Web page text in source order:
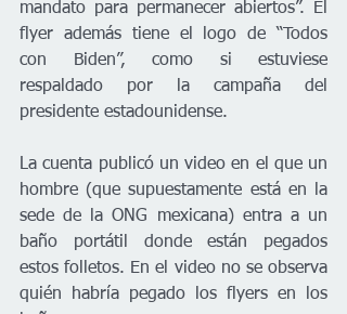
mandato para permanecer abiertos”. El
flyer además tiene el logo de “Todos
con Biden”, como si estuviese
respaldado por la campaña del
presidente estadounidense.
La cuenta publicó un video en el que un
hombre (que supuestamente está en la
sede de la ONG mexicana) entra a un
baño portátil donde están pegados
estos folletos. En el video no se observa
quién habría pegado los flyers en los